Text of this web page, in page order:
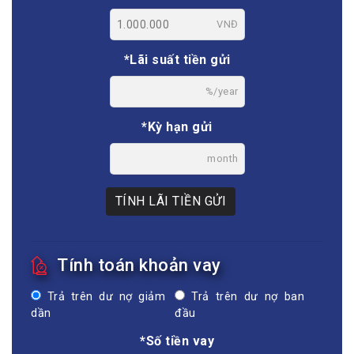
VNĐ
*Lãi suất tiền gửi
%/year
*Kỳ hạn gửi
month
TÍNH LÃI TIỀN GỬI
Tính toán khoản vay
Trả trên dư nợ giảm
dần
Trả trên dư nợ ban
đầu
*Số tiền vay